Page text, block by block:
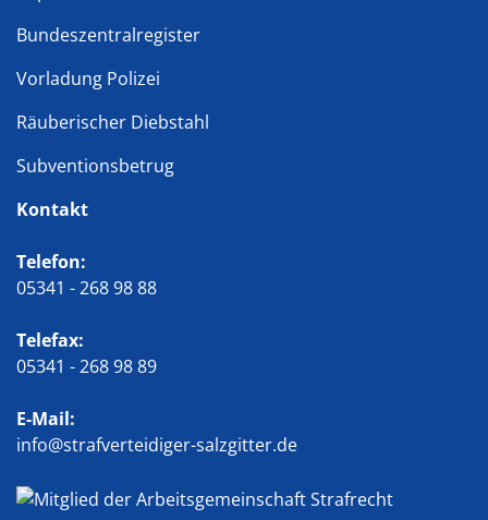
Bundeszentralregister
Vorladung Polizei
Räuberischer Diebstahl
Subventionsbetrug
Kontakt
Telefon:
05341 - 268 98 88
Telefax:
05341 - 268 98 89
E-Mail:
info@strafverteidiger-salzgitter.de